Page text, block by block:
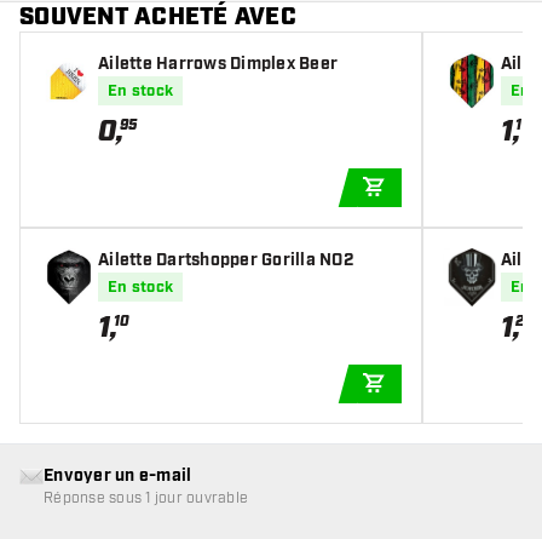
SOUVENT ACHETÉ AVEC
Ailette Harrows Dimplex Beer
En stock
0,95
Ailette Dartshopper Gorilla NO2
En stock
1,10
En
1,10
En
1,20
Envoyer un e-mail
Réponse sous 1 jour ouvrable